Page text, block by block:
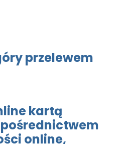
przelewem
kartą
online,